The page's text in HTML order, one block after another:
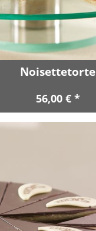
Noisettetorte
56,00 € *